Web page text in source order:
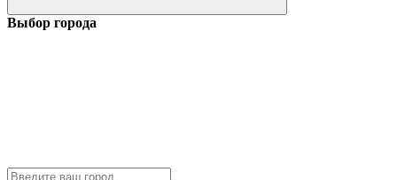
Выбор города